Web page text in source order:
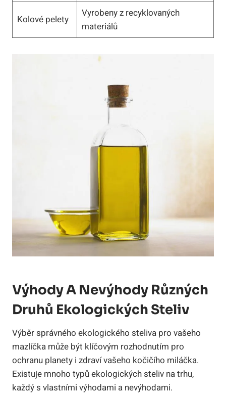
Kolové pelety
Vyrobeny z recyklovaných
materiálů
Výhody A Nevýhody Různých
Druhů Ekologických Steliv
Výběr správného ekologického steliva pro vašeho
mazlíčka může být klíčovým rozhodnutím pro
ochranu planety i zdraví vašeho kočičího miláčka.
Existuje mnoho typů ekologických steliv na trhu,
každý s vlastními výhodami a nevýhodami.